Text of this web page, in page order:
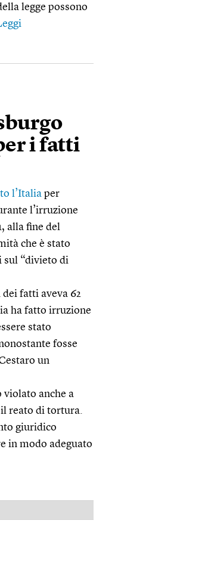
legge possono
i fatti
l’Italia per
l’irruzione
alla fine del
che è stato
sul “divieto di
fatti aveva 62
ha fatto irruzione
stato
fosse
un
violato anche a
il reato di tortura.
giuridico
in modo adeguato